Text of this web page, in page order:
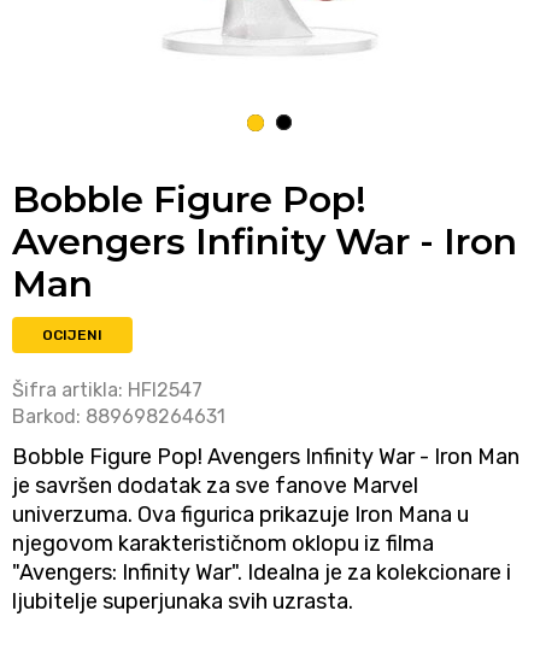
1 2
Bobble Figure Pop!
Avengers Infinity War - Iron
Man
OCIJENI
Šifra artikla: HFI2547
Barkod: 889698264631
Bobble Figure Pop! Avengers Infinity War - Iron Man
je savršen dodatak za sve fanove Marvel
univerzuma. Ova figurica prikazuje Iron Mana u
njegovom karakterističnom oklopu iz filma
"Avengers: Infinity War". Idealna je za kolekcionare i
ljubitelje superjunaka svih uzrasta.